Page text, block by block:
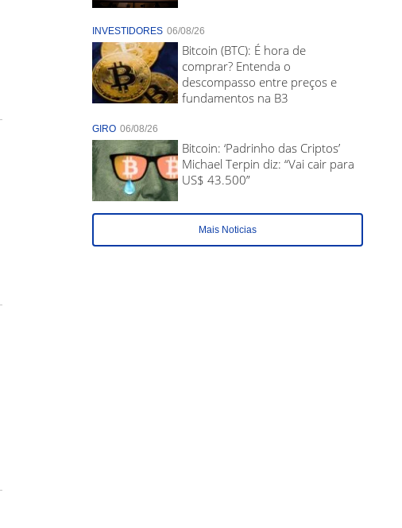
INVESTIDORES 06/08/26
Bitcoin (BTC): É hora de
comprar? Entenda o
descompasso entre preços e
fundamentos na B3
GIRO 06/08/26
Bitcoin: ‘Padrinho das Criptos’
Michael Terpin diz: “Vai cair para
US$ 43.500”
Mais Noticias